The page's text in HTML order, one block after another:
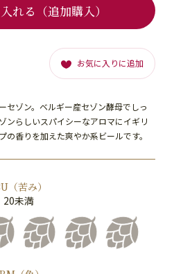
セゾン。ベルギー産セゾン酵母でしっ
ンらしいスパイシーなアロマにイギリ
の香りを加えた爽やか系ビールです。
お気に入りに追加
れる（追加購入）
（苦み）
20未満